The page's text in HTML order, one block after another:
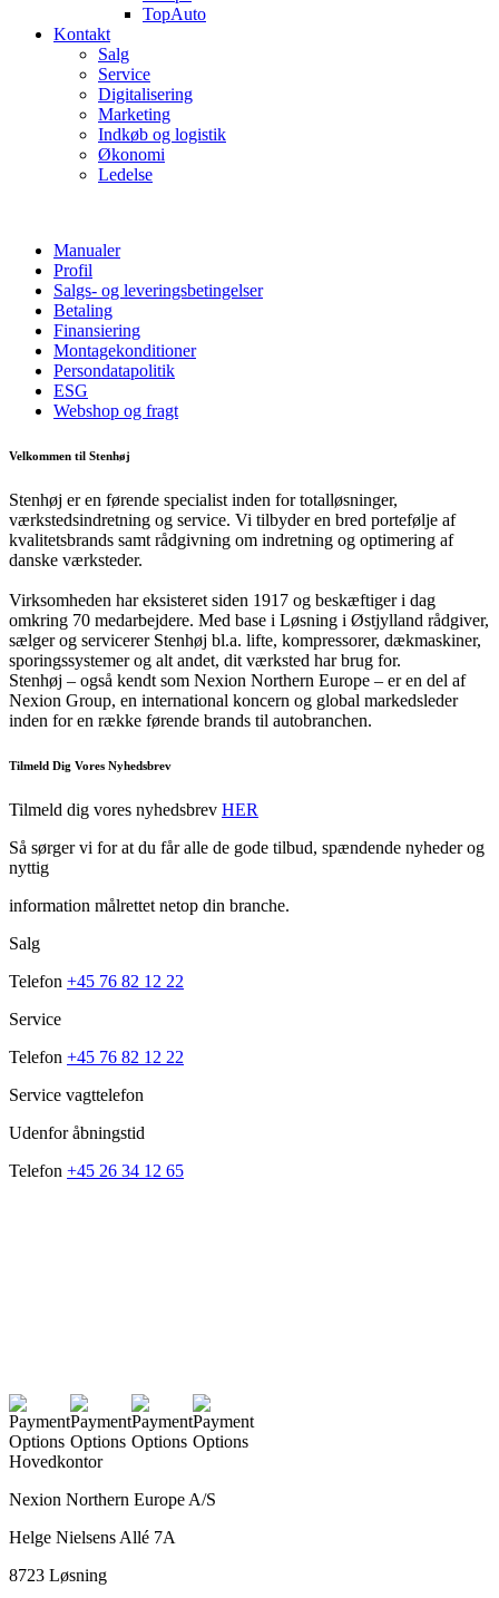
TopAuto
Kontakt
Salg
Service
Digitalisering
Marketing
Indkøb og logistik
Økonomi
Ledelse
Manualer
Profil
Salgs- og leveringsbetingelser
Betaling
Finansiering
Montagekonditioner
Persondatapolitik
ESG
Webshop og fragt
Velkommen til Stenhøj
Stenhøj er en førende specialist inden for totalløsninger,
værkstedsindretning og service. Vi tilbyder en bred portefølje af
kvalitetsbrands samt rådgivning om indretning og optimering af
danske værksteder.
Virksomheden har eksisteret siden 1917 og beskæftiger i dag
omkring 70 medarbejdere. Med base i Løsning i Østjylland rådgiver,
sælger og servicerer Stenhøj bl.a. lifte, kompressorer, dækmaskiner,
sporingssystemer og alt andet, dit værksted har brug for.
Stenhøj – også kendt som Nexion Northern Europe – er en del af
Nexion Group, en international koncern og global markedsleder
inden for en række førende brands til autobranchen.
Tilmeld Dig Vores Nyhedsbrev
Tilmeld dig vores nyhedsbrev HER
Så sørger vi for at du får alle de gode tilbud, spændende nyheder og
nyttig
information målrettet netop din branche.
Salg
Telefon +45 76 82 12 22
Service
Telefon +45 76 82 12 22
Service vagttelefon
Udenfor åbningstid
Telefon +45 26 34 12 65
Hovedkontor
Nexion Northern Europe A/S
Helge Nielsens Allé 7A
8723 Løsning